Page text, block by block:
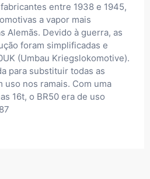
entre 1938 e 1945,
a vapor mais
Alemãs. Devido à guerra, as
foram simplificadas e
(Umbau Kriegslokomotive).
para substituir todas as
uso nos ramais. Com uma
16t, o BR50 era de uso